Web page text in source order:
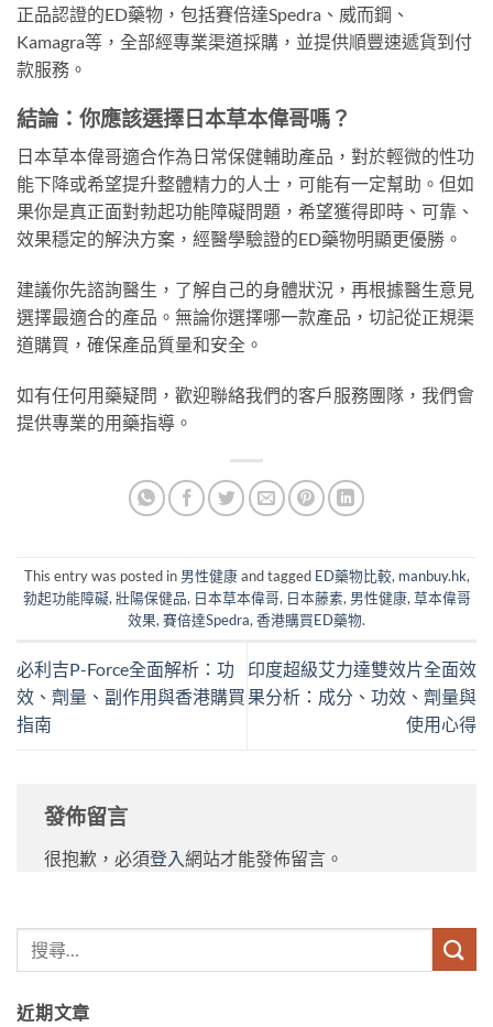
正品認證的ED藥物，包括賽倍達Spedra、威而鋼、
Kamagra等，全部經專業渠道採購，並提供順豐速遞貨到付
款服務。
結論：你應該選擇日本草本偉哥嗎？
日本草本偉哥適合作為日常保健輔助產品，對於輕微的性功
能下降或希望提升整體精力的人士，可能有一定幫助。但如
果你是真正面對勃起功能障礙問題，希望獲得即時、可靠、
效果穩定的解決方案，經醫學驗證的ED藥物明顯更優勝。
建議你先諮詢醫生，了解自己的身體狀況，再根據醫生意見
選擇最適合的產品。無論你選擇哪一款產品，切記從正規渠
道購買，確保產品質量和安全。
如有任何用藥疑問，歡迎聯絡我們的客戶服務團隊，我們會
提供專業的用藥指導。
This entry was posted in 男性健康and tagged ED藥物比較, manbuy.hk,
勃起功能障礙, 壯陽保健品, 日本草本偉哥, 日本藤素, 男性健康, 草本偉哥
效果, 賽倍達Spedra, 香港購買ED藥物.
必利吉P-Force全面解析：功
效、劑量、副作用與香港購買
指南
印度超級艾力達雙效片全面效
果分析：成分、功效、劑量與
使用心得
發佈留言
很抱歉，必須登入網站才能發佈留言。
近期文章